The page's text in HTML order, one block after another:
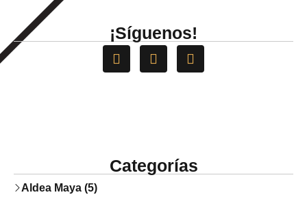
¡Síguenos!
Categorías
Aldea Maya (5)